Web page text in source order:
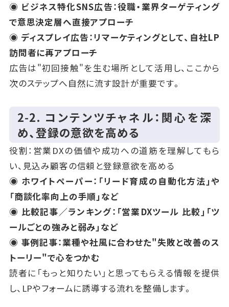
◉ ビジネス特化SNS広告：役職・業界ターゲティング
で意思決定層へ直接アプローチ
◉ ディスプレイ広告：リマーケティングとして、自社LP
訪問者に再アプローチ
広告は"初回接触"を生む場所として活用し、ここから
次のステップへ自然に流す設計が重要です。
2‑2. コンテンツチャネル：関心を深
め、登録の意欲を高める
役割：営業DXの価値や成功への道筋を理解してもら
い、見込み顧客の信頼と登録意欲を高める
◉ ホワイトペーパー：「リード育成の自動化方法」や
「商談化率向上の手順」など
◉ 比較記事／ランキング：「営業DXツール 比較」「ツ
ールごとの強みと弱み」など
◉ 事例記事：業種や社風に合わせた"失敗と改善のス
トーリー"で心をつかむ
読者に「もっと知りたい」と思ってもらえる情報を提供
し、LPやフォームに誘導する流れを整備します。